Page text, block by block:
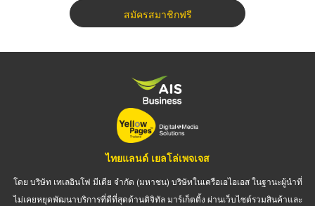
สมัครสมาชิกฟรี
ไทยแลนด์ เยลโล่เพจเจส
โดย บริษัท เทเลอินโฟ มีเดีย จำกัด (มหาชน) บริษัทในเครือเอไอเอส ในฐานะผู้นำที่
ไม่เคยหยุดพัฒนาบริการที่ดีที่สุดด้านดิจิทัล มาร์เก็ตติ้ง ผ่านเว็บไซต์รวมสินค้าและ